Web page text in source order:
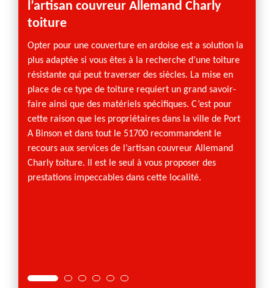
l’artisan couvreur Allemand Charly
toiture
Opter pour une couverture en ardoise est a solution la
plus adaptée si vous êtes à la recherche d’une toiture
résistante qui peut traverser des siècles. La mise en
place de ce type de toiture requiert un grand savoir-
faire ainsi que des matériels spécifiques. C’est pour
cette raison que les propriétaires dans la ville de Port
A Binson et dans tout le 51700 recommandent le
recours aux services de l’artisan couvreur Allemand
Charly toiture. Il est le seul à vous proposer des
prestations impeccables dans cette localité.